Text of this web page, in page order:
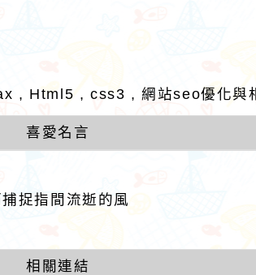
到成果，但
改變。
作者：網路小語
都會變成你的超能力
, Html5 , css3 , 網站seo優化與
喜愛名言
捉指間流逝的風
相關連結